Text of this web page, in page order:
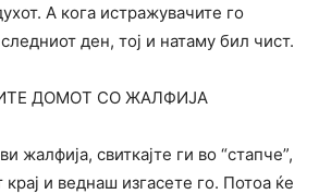
А кога истражувачите го
ден, тој и натаму бил чист.
ДОМОТ СО ЖАЛФИЈА
жалфија, свиткајте ги во “стапче”,
и веднаш изгасете го. Потоа ќе